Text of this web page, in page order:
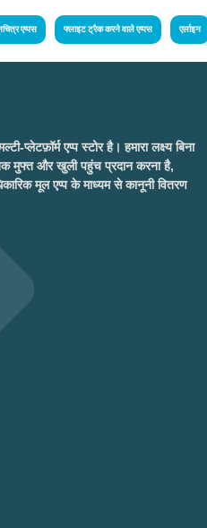
एप्पस फ्लाइट ट्रैक करने वाले एप्पस एर्लाइन
एप्प स्टोर है। हमारा लक्ष्य बिना
मुफ्त और खुली पहुंच प्रदान करना है,
मूल एप्प के माध्यम से कानूनी वितरण